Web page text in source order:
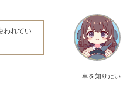
車を知りたい
われてい